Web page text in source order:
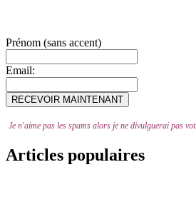
Prénom (sans accent)
Email:
Je n'aime pas les spams alors je ne divulguerai pas
Articles populaires